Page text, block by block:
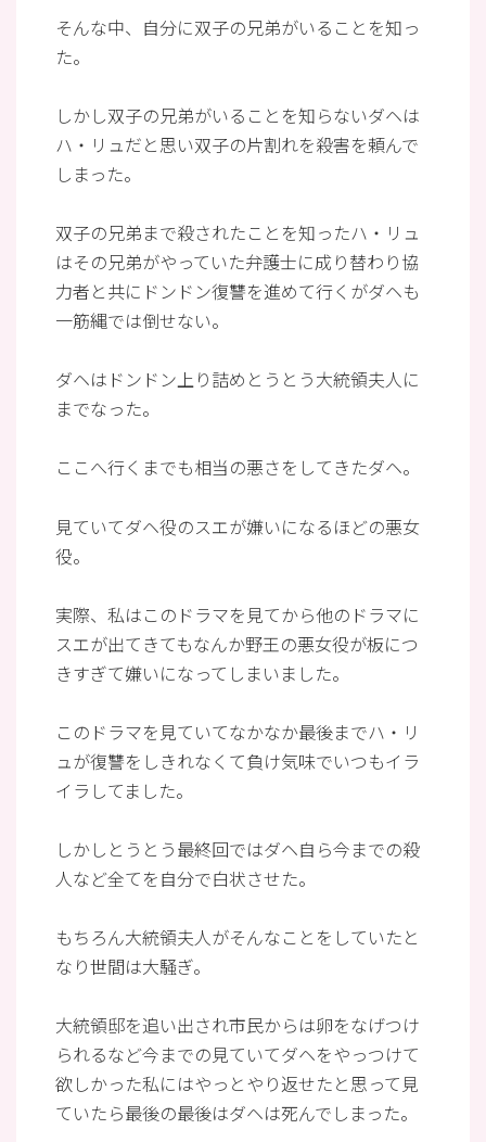
そんな中、自分に双子の兄弟がいることを知っ
た。
しかし双子の兄弟がいることを知らないダヘは
ハ・リュだと思い双子の片割れを殺害を頼んで
しまった。
双子の兄弟まで殺されたことを知ったハ・リュ
はその兄弟がやっていた弁護士に成り替わり協
力者と共にドンドン復讐を進めて行くがダヘも
一筋縄では倒せない。
ダヘはドンドン上り詰めとうとう大統領夫人に
までなった。
ここへ行くまでも相当の悪さをしてきたダヘ。
見ていてダヘ役のスエが嫌いになるほどの悪女
役。
実際、私はこのドラマを見てから他のドラマに
スエが出てきてもなんか野王の悪女役が板につ
きすぎて嫌いになってしまいました。
このドラマを見ていてなかなか最後までハ・リ
ュが復讐をしきれなくて負け気味でいつもイラ
イラしてました。
しかしとうとう最終回ではダヘ自ら今までの殺
人など全てを自分で白状させた。
もちろん大統領夫人がそんなことをしていたと
なり世間は大騒ぎ。
大統領邸を追い出され市民からは卵をなげつけ
られるなど今までの見ていてダヘをやっつけて
欲しかった私にはやっとやり返せたと思って見
ていたら最後の最後はダヘは死んでしまった。